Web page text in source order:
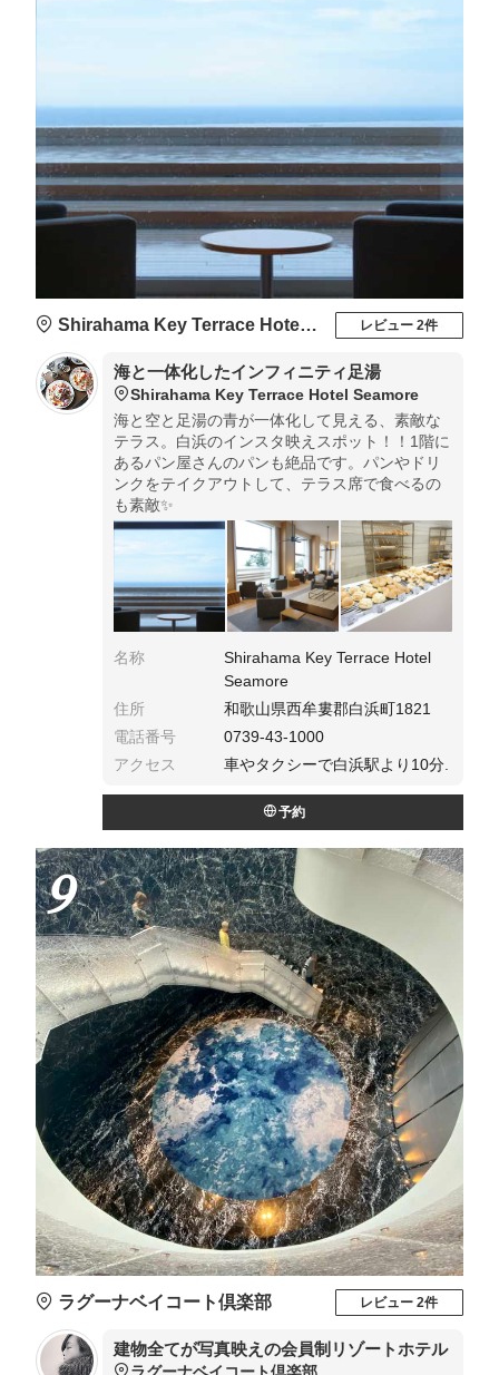
Shirahama Key Terrace Hotel Seamore レビュー 2件
海と一体化したインフィニティ足湯
Shirahama Key Terrace Hotel Seamore
海と空と足湯の青が一体化して見える、素敵な
テラス。白浜のインスタ映えスポット！！1階に
あるパン屋さんのパンも絶品です。パンやドリ
ンクをテイクアウトして、テラス席で食べるの
も素敵✨
名称
Shirahama Key Terrace Hotel
Seamore
住所
和歌山県西牟婁郡白浜町1821
電話番号
0739-43-1000
アクセス
車やタクシーで白浜駅より10分.
予約
9
ラグーナベイコート倶楽部 レビュー 2件
建物全てが写真映えの会員制リゾートホテル